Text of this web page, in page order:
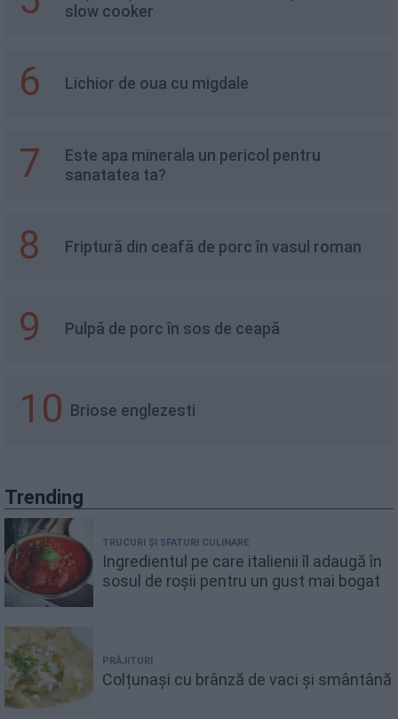
slow cooker
6 Lichior de oua cu migdale
7
Este apa minerala un pericol pentru
sanatatea ta?
8 Friptură din ceafă de porc în vasul roman
9 Pulpă de porc în sos de ceapă
10 Briose englezesti
Trending
TRUCURI ȘI SFATURI CULINARE
Ingredientul pe care italienii îl adaugă în
sosul de roșii pentru un gust mai bogat
PRĂJITURI
Colțunași cu brânză de vaci și smântână